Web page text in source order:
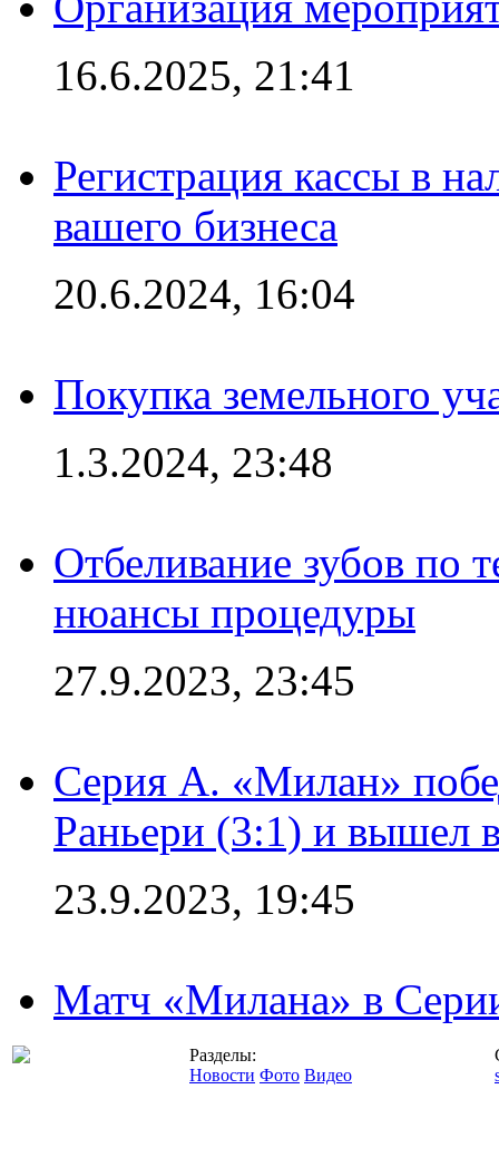
16.6.2025, 21:41
Регистрация кассы в
вашего бизнеса
20.6.2024, 16:04
Покупка земельного
1.3.2024, 23:48
Отбеливание зубов по
нюансы процедуры
27.9.2023, 23:45
Серия А. «Милан»
Раньери (3:1) и вышел
23.9.2023, 19:45
Матч «Милана» в
Разделы:
Новости Фото Видео